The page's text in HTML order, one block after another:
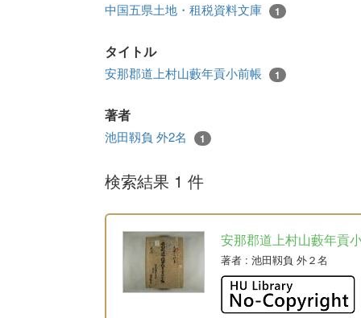
中国五県土地・租税資料文庫 1
タイトル
安那郡道上村山藪年貢小前帳 1
著者
池田靱負 外2名 1
検索結果 1 件
安那郡道上村山藪年貢
著者 : 池田靱負 外２名